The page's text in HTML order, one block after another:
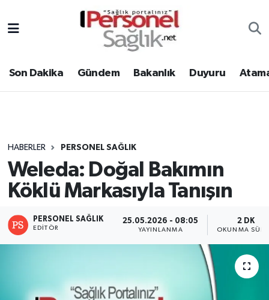
Son Dakika Gündem Bakanlık Duyuru
HABERLER PERSONEL SAĞLIK
Weleda: Doğal Bakımın
Köklü Markasıyla Tanışın
PERSONEL SAĞLIK
EDITÖR
25.05.2026 - 08:05
YAYINLANMA
2 DK
OKUNMA
Gündem
Atamalar
Mevzuat
Sendika
Nöbetçi Eczaneler
Hava Durumu
Tüm Manşetler
Son Dakika Haberleri
Haber Arşivi